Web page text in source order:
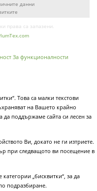
данни
права са запазени.
За функционалности
Това са малки текстови
на Вашето крайно
да поддържаме сайта си лесен за
Ви, докато не ги изтриете.
при следващото ви посещение в
„бисквитки“, за да
подразбиране.